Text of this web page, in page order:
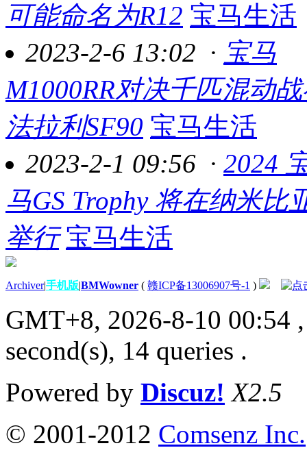
可能命名为R12 宝马生活
2023-2-6 13:02 · 宝马
M1000RR对决千匹混动
法拉利SF90 宝马生活
2023-2-1 09:56 · 2024
马GS Trophy 将在纳米比
举行 宝马生活
Archiver|手机版|BMWowner ( 赣ICP备13006907号-1 )
GMT+8, 2026-8-10 00:54
second(s), 14 queries .
Powered by Discuz! X2.5
© 2001-2012 Comsenz Inc.